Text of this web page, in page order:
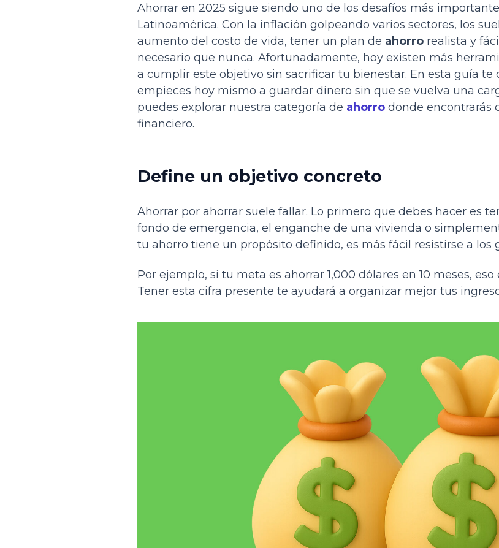
Ahorrar en 2025 sigue siendo uno de los desafíos más
Latinoamérica. Con la inflación golpeando varios sectores, los
aumento del costo de vida, tener un plan de ahorro realista y
necesario que nunca. Afortunadamente, hoy existen más
a cumplir este objetivo sin sacrificar tu bienestar. En esta guía te
empieces hoy mismo a guardar dinero sin que se vuelva una
puedes explorar nuestra categoría de ahorro donde encontrarás
financiero.
Define un objetivo concreto
Ahorrar por ahorrar suele fallar. Lo primero que debes hacer es
fondo de emergencia, el enganche de una vivienda o
tu ahorro tiene un propósito definido, es más fácil resistirse a los
Por ejemplo, si tu meta es ahorrar 1,000 dólares en 10 meses,
Tener esta cifra presente te ayudará a organizar mejor tus